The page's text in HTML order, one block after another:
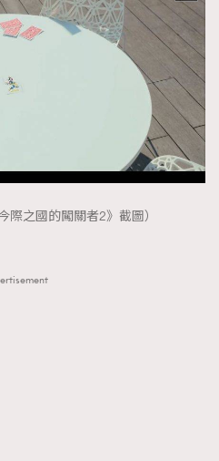
DressLikeAParisienne
FigaroAesthetic
際之國的闖關者2》截圖）